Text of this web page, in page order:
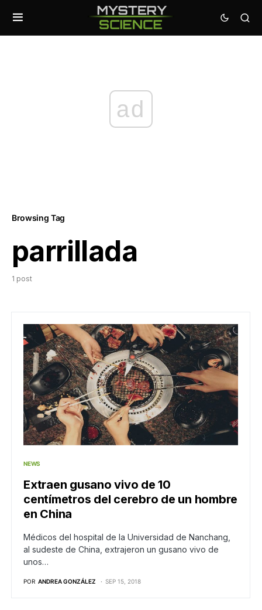
ad
Browsing Tag
parrillada
1 post
NEWS
Extraen gusano vivo de 10
centímetros del cerebro de un hombre
en China
Médicos del hospital de la Universidad de Nanchang,
al sudeste de China, extrajeron un gusano vivo de
unos…
POR ANDREA GONZÁLEZ SEP 15, 2018